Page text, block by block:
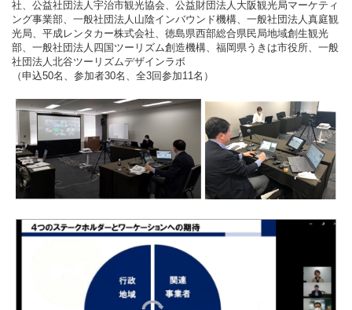
社、公益社団法人宇治市観光協会、公益財団法人大阪観光局マーケティ
ング事業部、一般社団法人山陰インバウンド機構、一般社団法人真庭観
光局、平成レンタカー株式会社、徳島県西部総合県民局地域創生観光
部、一般社団法人四国ツーリズム創造機構、福岡県うきは市役所、一般
社団法人北谷ツーリズムデザインラボ
（申込50名、参加者30名、全3回参加11名）